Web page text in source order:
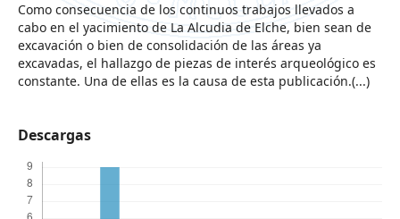
Como consecuencia de los continuos trabajos llevados a
cabo en el yacimiento de La Alcudia de Elche, bien sean de
excavación o bien de consolidación de las áreas ya
excavadas, el hallazgo de piezas de interés arqueológico es
constante. Una de ellas es la causa de esta publicación.(...)
Descargas